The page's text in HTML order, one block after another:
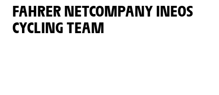
FAHRER NETCOMPANY INEOS
CYCLING TEAM